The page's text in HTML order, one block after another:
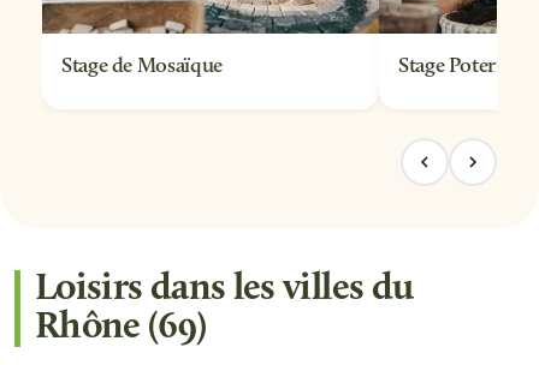
Stage de Mosaïque Stage Poterie
Loisirs dans les villes du
Rhône (69)